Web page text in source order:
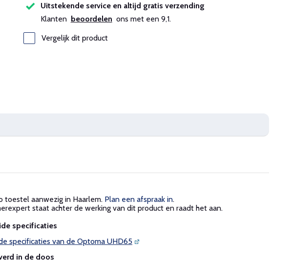
Uitstekende service en altijd gratis verzending
Klanten beoordelen ons met een 9,1.
Vergelijk dit product
toestel aanwezig in Haarlem. Plan een afspraak in.
staat achter de werking van dit product en raadt het aan.
specificaties
specificaties van de Optoma UHD65
in de doos